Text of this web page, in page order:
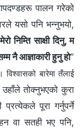
पालन गरेको
यसो पनि भन्‍नुभयो,
निम्ति साक्षी दिनु, म
नै आज्ञाकारी हुनु हो”
बारेमा तँलाई
उहाँले तोक्‍नुभएको कुरा
पूरा गर्नुपर्ने
वा सतही भए पनि,